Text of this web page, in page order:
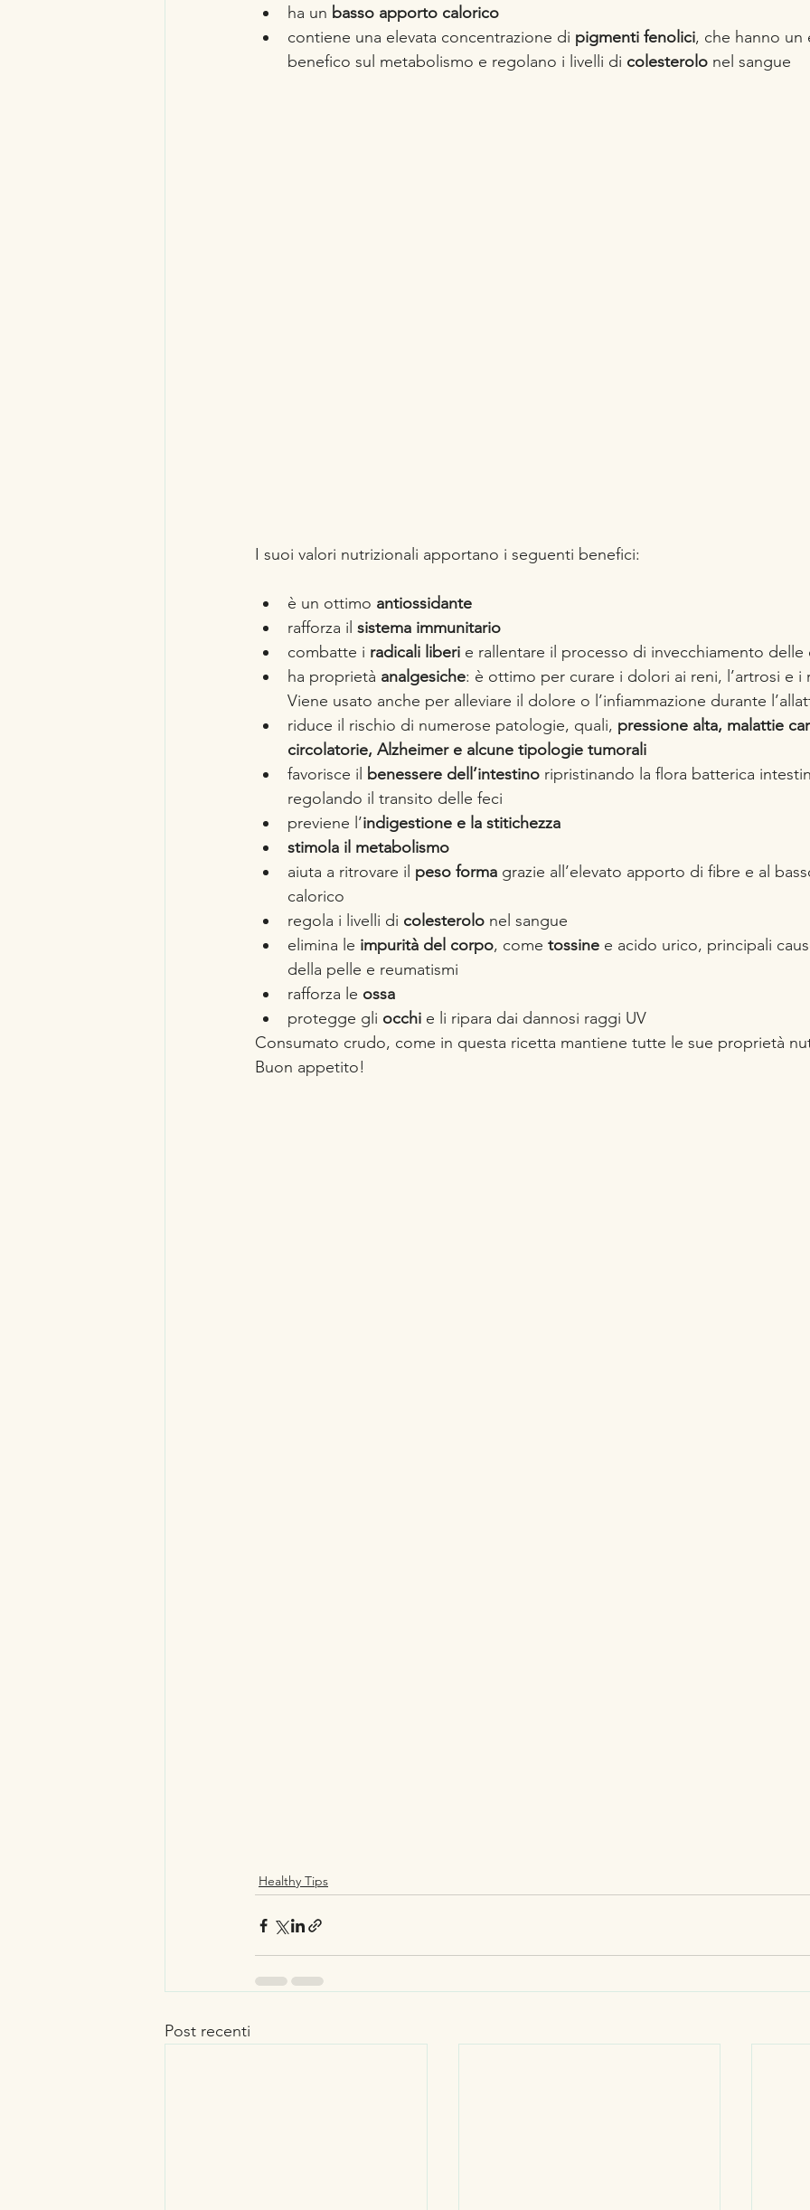
ha un basso apporto calorico
contiene una elevata concentrazione di pigmenti fenolici, che hanno un
benefico sul metabolismo e regolano i livelli di colesterolo nel sangue
I suoi valori nutrizionali apportano i seguenti benefici:
è un ottimo antiossidante
rafforza il sistema immunitario
combatte i radicali liberi e rallentare il processo di invecchiamento delle
ha proprietà analgesiche: è ottimo per curare i dolori ai reni, l’artrosi e i
Viene usato anche per alleviare il dolore o l’infiammazione durante
riduce il rischio di numerose patologie, quali, pressione alta, malattie
circolatorie, Alzheimer e alcune tipologie tumorali
favorisce il benessere dell’intestino ripristinando la flora batterica
regolando il transito delle feci
previene l’indigestione e la stitichezza
stimola il metabolismo
aiuta a ritrovare il peso forma grazie all’elevato apporto di fibre e al
calorico
regola i livelli di colesterolo nel sangue
elimina le impurità del corpo, come tossine e acido urico, principali
della pelle e reumatismi
rafforza le ossa
protegge gli occhi e li ripara dai dannosi raggi UV
Consumato crudo, come in questa ricetta mantiene tutte le sue proprietà
Buon appetito!
Healthy Tips
Post recenti